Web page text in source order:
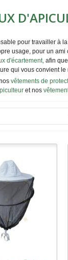
pour travailler à
usage, pour un
d'écartement, afin
qui vous convient le
vêtements de
et nos